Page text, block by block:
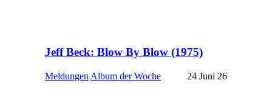
Jeff Beck: Blow By Blow (1975)
MeldungenAlbum der Woche 24 Juni 26